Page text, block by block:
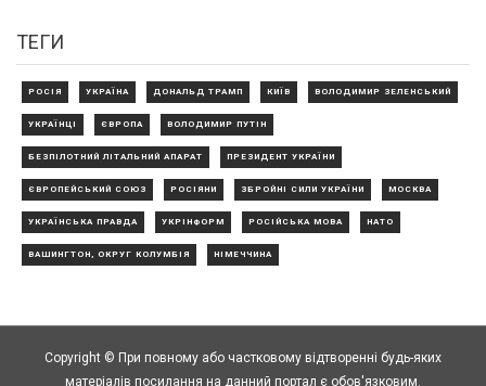
ТЕГИ
РОСІЯ УКРАЇНА ДОНАЛЬД ТРАМП КИЇВ ВОЛОДИМИР ЗЕЛЕНСЬКИЙ
УКРАЇНЦІ ЄВРОПА ВОЛОДИМИР ПУТІН
БЕЗПІЛОТНИЙ ЛІТАЛЬНИЙ АПАРАТ ПРЕЗИДЕНТ УКРАЇНИ
ЄВРОПЕЙСЬКИЙ СОЮЗ РОСІЯНИ ЗБРОЙНІ СИЛИ УКРАЇНИ МОСКВА
УКРАЇНСЬКА ПРАВДА УКРІНФОРМ РОСІЙСЬКА МОВА НАТО
ВАШИНГТОН, ОКРУГ КОЛУМБІЯ НІМЕЧЧИНА
Copyright © При повному або частковому відтворенні будь-яких
матеріалів посилання на данний портал є обов'язковим.